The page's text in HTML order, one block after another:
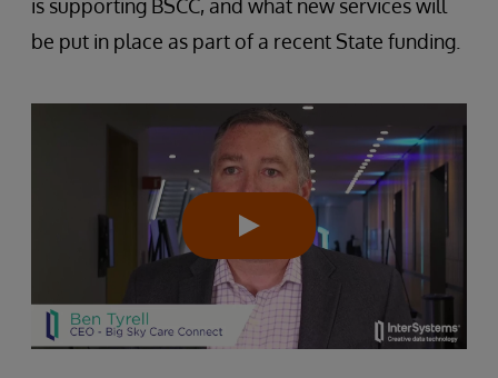
is supporting BSCC, and what new services will
be put in place as part of a recent State funding.